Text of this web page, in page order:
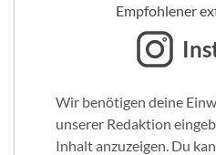
Empfohlener
Wir benötigen deine
unserer Redaktion
Inhalt anzuzeigen. Du